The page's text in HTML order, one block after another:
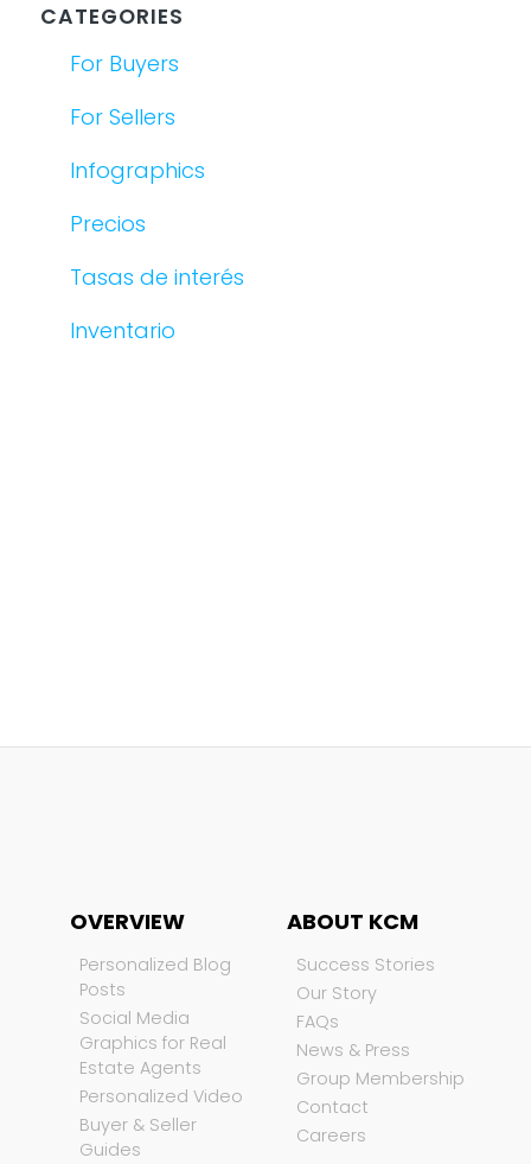
CATEGORIES
For Buyers
For Sellers
Infographics
Precios
Tasas de interés
Inventario
OVERVIEW
Personalized Blog
Posts
Social Media
Graphics for Real
Estate Agents
Personalized Video
Buyer & Seller
Guides
ABOUT KCM
Success Stories
Our Story
FAQs
News & Press
Group Membership
Contact
Careers